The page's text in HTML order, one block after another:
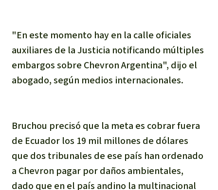
"En este momento hay en la calle oficiales
auxiliares de la Justicia notificando múltiples
embargos sobre Chevron Argentina", dijo el
abogado, según medios internacionales.
Bruchou precisó que la meta es cobrar fuera
de Ecuador los 19 mil millones de dólares
que dos tribunales de ese país han ordenado
a Chevron pagar por daños ambientales,
dado que en el país andino la multinacional